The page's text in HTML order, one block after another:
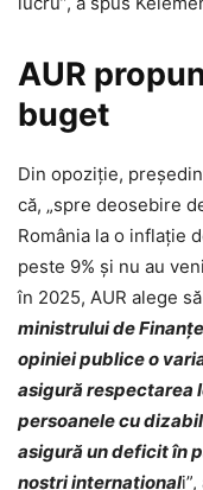
AUR
buget
Din opoziție,
că, „spre deosebire
România la o inflație
peste 9% și nu au
în 2025, AUR alege
ministrului de
opiniei publice o
asigură respectarea
persoanele cu
asigură un deficit în
noștri internațional